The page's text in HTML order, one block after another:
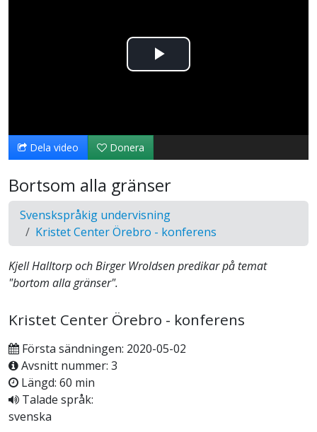
Spela
video
Dela video Donera
Bortsom alla gränser
Svenskspråkig undervisning
Kristet Center Örebro - konferens
Kjell Halltorp och Birger Wroldsen predikar på temat
"bortom alla gränser".
Kristet Center Örebro - konferens
Första sändningen: 2020-05-02
Avsnitt nummer: 3
Längd: 60 min
Talade språk:
svenska